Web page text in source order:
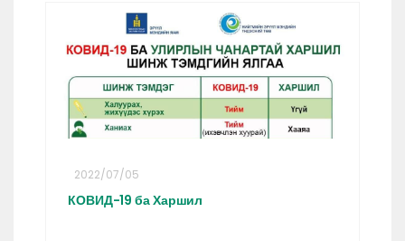
2022/07/05
КОВИД-19 ба Харшил